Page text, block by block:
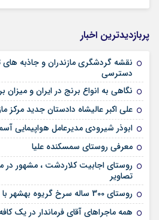
پربازدیدترین اخبار
دسترسی
نگاهی به انواع برنج در ایران و
علی‌ اکبر عالیشاه دادستان جدید
ابوذر شیرودی مدیرعامل هواپیمایی
معرفی روستای سمسکنده علیا
روستای اجابیت کلاردشت ، مشهور در
تصاویر
روستای 300 ساله سرخ ‌گریوه بهشهر با اهالی کردستان + تصاویر
همه ماجراهای آقای فرماندار در یک